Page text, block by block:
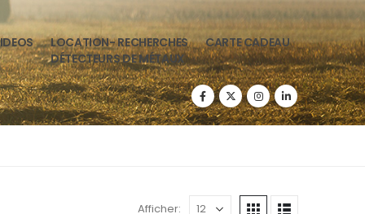
LOCATION- RECHERCHES
DÉTECTEURS DE MÉTAUX
CARTE CADEAU
Afficher: